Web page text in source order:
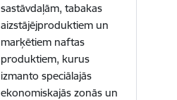
sastāvdaļām, tabakas
aizstājējproduktiem un
marķētiem naftas
produktiem, kurus
izmanto speciālajās
ekonomiskajās zonās un